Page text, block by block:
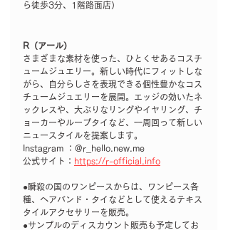
ら徒歩3分、1階路面店）
R（アール）
さまざまな素材を使った、ひとくせあるコスチ
ュームジュエリー。新しい時代にフィットしな
がら、自分らしさを表現できる個性豊かなコス
チュームジュエリーを展開。エッジの効いたネ
ックレスや、大ぶりなリングやイヤリング、チ
ョーカーやループタイなど、一周回って新しい
ニュースタイルを提案します。
Instagram ：@r_hello.new.me
公式サイト： https://r-official.info
●瞬殺の国のワンピースからは、ワンピース各
種、ヘアバンド・タイなどとして使えるテキス
タイルアクセサリーを販売。
●サンプルのディスカウント販売も予定してお